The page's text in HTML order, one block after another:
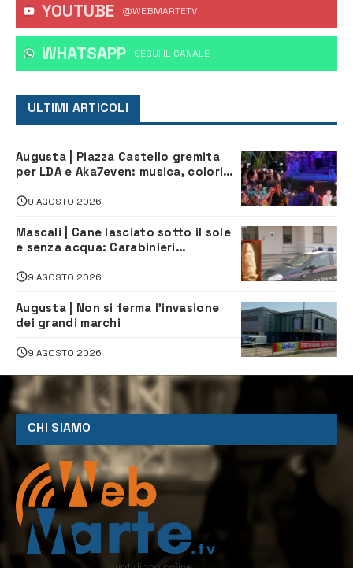
YOUTUBE @WEBMARTETV
WHATSAPP ‎SEGUI IL CANALE
ULTIMI ARTICOLI
Augusta | Piazza Castello gremita
per LDA e Aka7even: musica, colori
9 AGOSTO 2026
Mascali | Cane lasciato sotto il sole
e senza acqua: Carabinieri
9 AGOSTO 2026
Augusta | Non si ferma l’invasione
dei grandi marchi
9 AGOSTO 2026
CHI SIAMO